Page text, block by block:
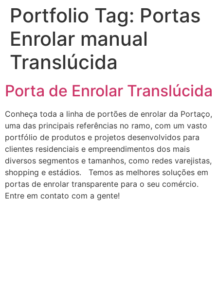
Portfolio Tag: Portas
Enrolar manual
Translúcida
Porta de Enrolar Translúcida
Conheça toda a linha de portões de enrolar da Portaço,
uma das principais referências no ramo, com um vasto
portfólio de produtos e projetos desenvolvidos para
clientes residenciais e empreendimentos dos mais
diversos segmentos e tamanhos, como redes varejistas,
shopping e estádios. Temos as melhores soluções em
portas de enrolar transparente para o seu comércio.
Entre em contato com a gente!